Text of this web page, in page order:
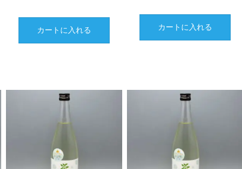
カートに入れる カートに入れる